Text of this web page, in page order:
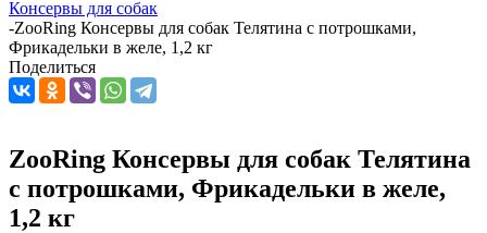
Консервы для собак
-ZooRing Консервы для собак Телятина с потрошками,
Фрикадельки в желе, 1,2 кг
Поделиться
ZooRing Консервы для собак Телятина
с потрошками, Фрикадельки в желе,
1,2 кг